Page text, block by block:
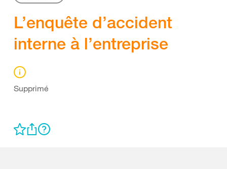
L’enquête d’accident
interne à l’entreprise
Supprimé